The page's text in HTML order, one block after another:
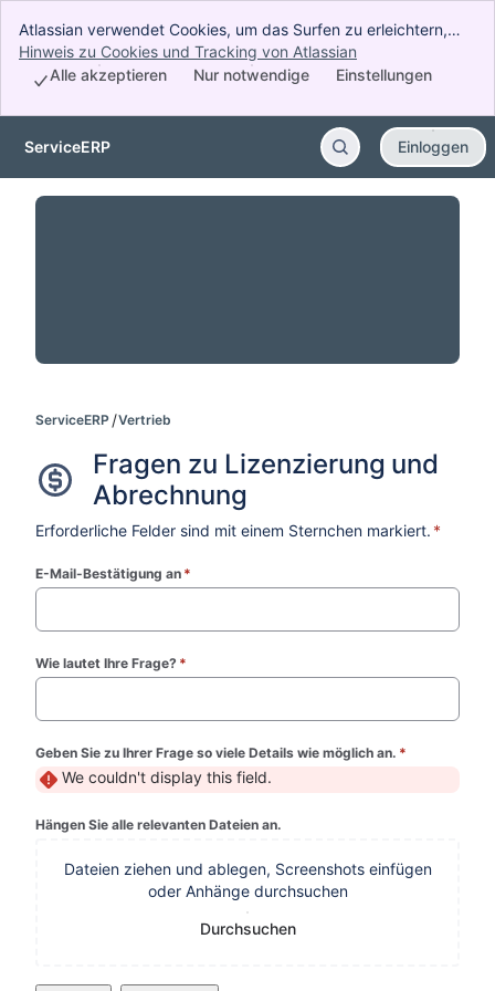
Atlassian verwendet Cookies, um das Surfen zu erleichtern,
Analysen und Recherchen durchzuführen und Werbung zu
betreiben. Akzeptieren Sie alle Cookies, um anzugeben, dass
zustimmen.
Hinweis zu Cookies und Tracking von Atlassian
Einstellungen
Nur notwendige
Alle akzeptieren
Zum Hauptinhalt springen
ServiceERP Einloggen
ServiceERP Vertrieb
Fragen zu Lizenzierung und
Abrechnung
Erforderliche Felder sind mit einem Sternchen markiert. *
E-Mail-Bestätigung an *
Wie lautet Ihre Frage? *
Geben Sie zu Ihrer Frage so viele Details wie möglich an. *
We couldn't display this field.
Hängen Sie alle relevanten Dateien an.
Dateien ziehen und ablegen, Screenshots einfügen
oder Anhänge durchsuchen
Durchsuchen